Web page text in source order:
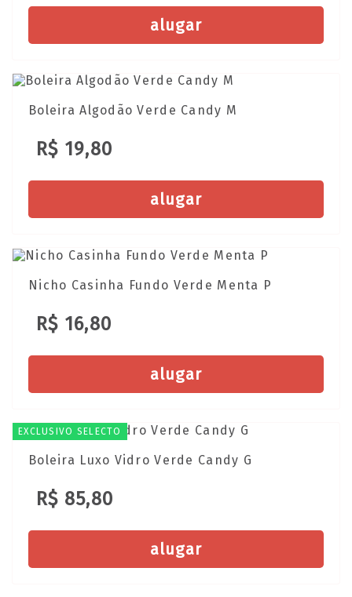
alugar
Boleira Algodão Verde Candy M
R$ 19,80
alugar
Nicho Casinha Fundo Verde Menta P
R$ 16,80
alugar
EXCLUSIVO SELECTO
Boleira Luxo Vidro Verde Candy G
R$ 85,80
alugar